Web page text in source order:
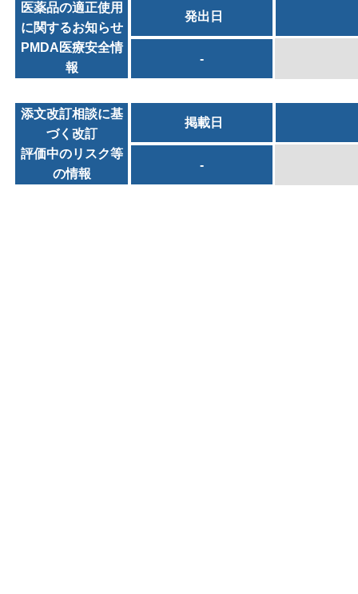
医薬品の適正使用
に関するお知らせ
PMDA医療安全情
報
発出日
-
添文改訂相談に基
づく改訂
評価中のリスク等
の情報
掲載日
-